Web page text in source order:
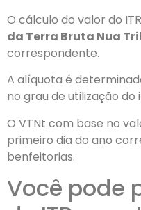
O cálculo do valor do
da Terra Bruta Nua
correspondente.
A alíquota é
no grau de utilização do
O VTNt com base no
primeiro dia do ano
benfeitorias.
Você pode